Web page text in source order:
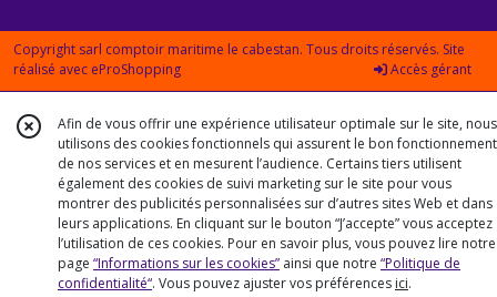
Copyright sarl comptoir maritime le cabestan. Tous droits réservés. Site
réalisé avec eProShopping Accès gérant
Afin de vous offrir une expérience utilisateur optimale sur le site, nous
utilisons des cookies fonctionnels qui assurent le bon fonctionnement
de nos services et en mesurent l’audience. Certains tiers utilisent
également des cookies de suivi marketing sur le site pour vous
montrer des publicités personnalisées sur d’autres sites Web et dans
leurs applications. En cliquant sur le bouton “J’accepte” vous acceptez
l’utilisation de ces cookies. Pour en savoir plus, vous pouvez lire notre
page “Informations sur les cookies” ainsi que notre “Politique de
confidentialité“. Vous pouvez ajuster vos préférences ici.